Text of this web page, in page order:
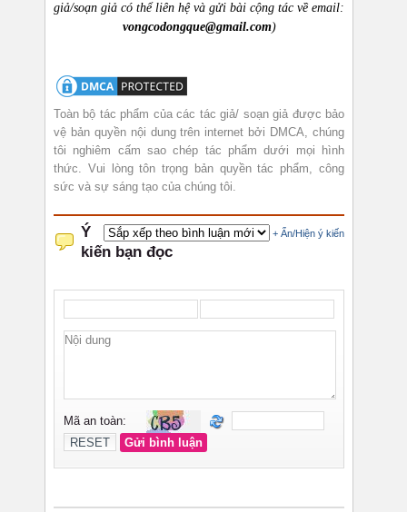
giả/soạn giả có thể liên hệ và gửi bài cộng tác về email:
vongcodongque@gmail.com)
Toàn bộ tác phẩm của các tác giả/ soạn giả được bảo
vệ bản quyền nội dung trên internet bởi DMCA, chúng
tôi nghiêm cấm sao chép tác phẩm dưới mọi hình
thức. Vui lòng tôn trọng bản quyền tác phẩm, công
sức và sự sáng tạo của chúng tôi.